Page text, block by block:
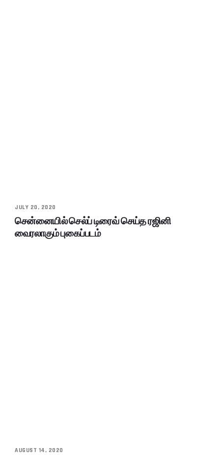
JULY 20, 2020
சென்னையில் செல்ப் டிரைவ் செய்த ரஜினி
வைரலாகும் புகைப்படம்
AUGUST 14, 2020